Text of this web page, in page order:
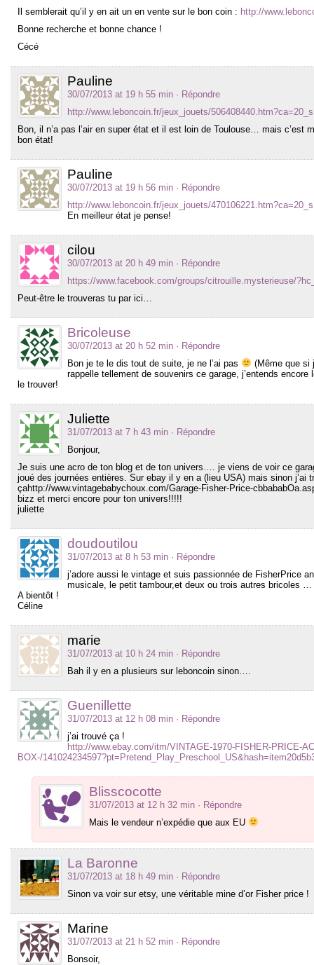
Il semblerait qu’il y en ait un en vente sur le bon coin : http://
Bonne recherche et bonne chance !
Cécé
Pauline
30/07/2013 at 19 h 55 min · Répondre
http://www.leboncoin.fr/jeux_jouets/506408440.htm?ca=20_s
Bon, il n’a pas l’air en super état et il est loin de Toulouse… mais c’est
bon état!
Pauline
30/07/2013 at 19 h 56 min · Répondre
http://www.leboncoin.fr/jeux_jouets/470106221.htm?ca=20_s
En meilleur état je pense!
cilou
30/07/2013 at 20 h 49 min · Répondre
https://www.facebook.com/groups/citrouille.mysterieuse/
Peut-être le trouveras tu par ici…
Bricoleuse
30/07/2013 at 20 h 52 min · Répondre
Bon je te le dis tout de suite, je ne l’ai pas
(Même que si
rappelle tellement de souvenirs ce garage, j’entends encore
le trouver!
Juliette
31/07/2013 at 7 h 43 min · Répondre
Bonjour,
Je suis une acro de ton blog et de ton univers…. je viens de voir ce
joué des journées entières. Sur ebay il y en a (lieu USA) mais sinon j’ai
çahttp://www.vintagebabychoux.com/Garage-Fisher-Price-
bizz et merci encore pour ton univers!!!!!
juliette
doudoutilou
31/07/2013 at 8 h 53 min · Répondre
j’adore aussi le vintage et suis passionnée de FisherPrice
musicale, le petit tambour,et deux ou trois autres bricoles
A bientôt !
Céline
marie
31/07/2013 at 10 h 24 min · Répondre
Bah il y en a plusieurs sur leboncoin sinon….
Guenillette
31/07/2013 at 12 h 08 min · Répondre
j’ai trouvé ça !
http://www.ebay.com/itm/VINTAGE-1970-FISHER-PRICE-
BOX-/
Blisscocotte
31/07/2013 at 12 h 32 min · Répondre
Mais le vendeur n’expédie que aux EU
La Baronne
31/07/2013 at 18 h 49 min · Répondre
Sinon va voir sur etsy, une véritable mine d’or Fisher price !
Marine
31/07/2013 at 21 h 52 min · Répondre
Bonsoir,